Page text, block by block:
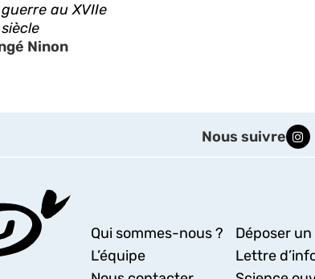
au XVIIe
siècle
Ninon
Nous suivre
Qui sommes-nous ?
L’équipe
Déposer
Lettre